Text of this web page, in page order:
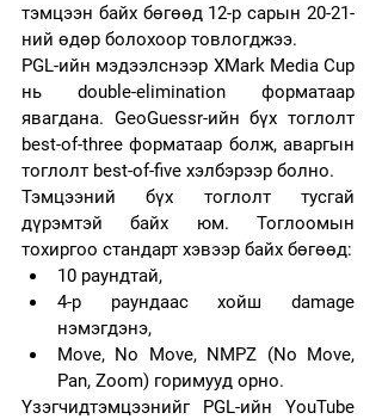
тэмцээн байх бөгөөд 12-р сарын 20-21-
ний өдөр болохоор товлогджээ.
PGL-ийн мэдээлснээр XMark Media Cup
нь double-elimination форматаар
явагдана. GeoGuessr-ийн бүх тоглолт
best-of-three форматаар болж, аваргын
тоглолт best-of-five хэлбэрээр болно.
Тэмцээний бүх тоглолт тусгай
дүрэмтэй байх юм. Тоглоомын
тохиргоо стандарт хэвээр байх бөгөөд:
10 раундтай,
4-р раундаас хойш damage
нэмэгдэнэ,
Move, No Move, NMPZ (No Move,
Pan, Zoom) горимууд орно.
Үзэгчидтэмцээнийг PGL-ийн YouTube